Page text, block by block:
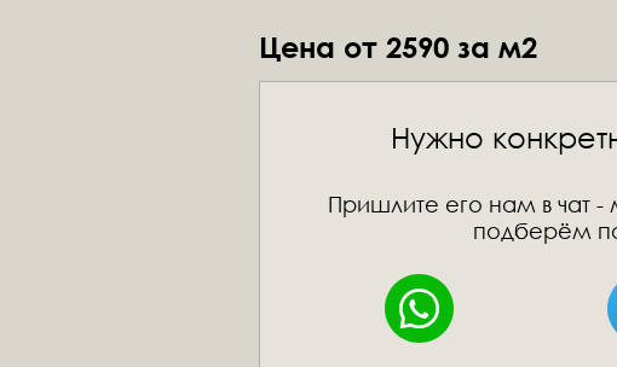
Цена от 2590 за м2
Нужно
Пришлите его нам в чат
подберём